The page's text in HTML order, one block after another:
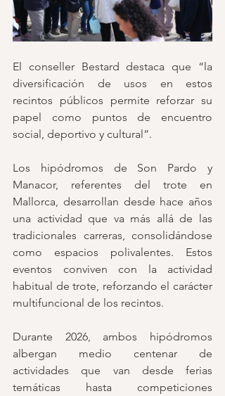
El conseller Bestard destaca que “la
diversificación de usos en estos
recintos públicos permite reforzar su
papel como puntos de encuentro
social, deportivo y cultural”.
Los hipódromos de Son Pardo y
Manacor, referentes del trote en
Mallorca, desarrollan desde hace años
una actividad que va más allá de las
tradicionales carreras, consolidándose
como espacios polivalentes. Estos
eventos conviven con la actividad
habitual de trote, reforzando el carácter
multifuncional de los recintos.
Durante 2026, ambos hipódromos
albergan medio centenar de
actividades que van desde ferias
temáticas hasta competiciones